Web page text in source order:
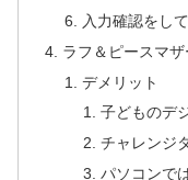
入力確認をし
ラフ＆ピースマ
デメリット
子どものデ
チャレンジ
パソコンで